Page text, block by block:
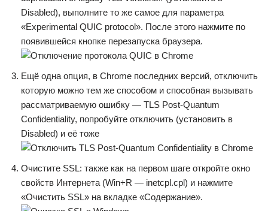
Disabled), выполните то же самое для параметра
«Experimental QUIC protocol». После этого нажмите по
появившейся кнопке перезапуска браузера.
Ещё одна опция, в Chrome последних версий, отключить
которую можно тем же способом и способная вызывать
рассматриваемую ошибку — TLS Post-Quantum
Confidentiality, попробуйте отключить (установить в
Disabled) и её тоже
Очистите SSL: также как на первом шаге откройте окно
свойств Интернета (Win+R — inetcpl.cpl) и нажмите
«Очистить SSL» на вкладке «Содержание».